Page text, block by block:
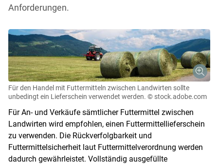
Anforderungen.
Für den Handel mit Futtermitteln zwischen Landwirten sollte
unbedingt ein Lieferschein verwendet werden. © stock.adobe.com
Für An- und Verkäufe sämtlicher Futtermittel zwischen
Landwirten wird empfohlen, einen Futtermittellieferschein
zu verwenden. Die Rückverfolgbarkeit und
Futtermittelsicherheit laut Futtermittelverordnung werden
dadurch gewährleistet. Vollständig ausgefüllte